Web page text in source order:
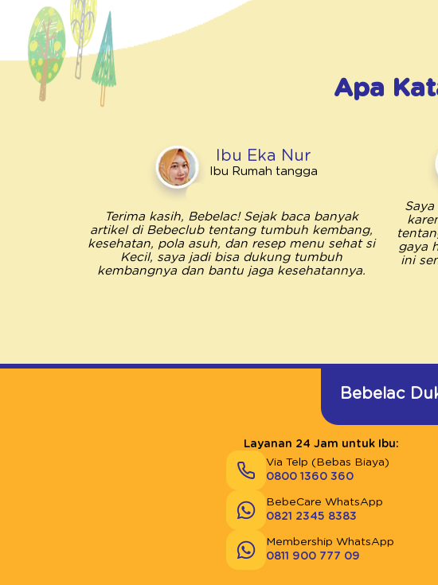
Apa
Ibu Eka Nur
Ibu Rumah tangga
Terima kasih, Bebelac! Sejak baca banyak
artikel di Bebeclub tentang tumbuh kembang,
kesehatan, pola asuh, dan resep menu sehat si
Kecil, saya jadi bisa dukung tumbuh
kembangnya dan bantu jaga kesehatannya.
gaya
ini
Bebelac
Layanan 24 Jam untuk Ibu:
Via Telp (Bebas Biaya)
0800 1360 360
BebeCare WhatsApp
0821 2345 8383
Membership WhatsApp
0811 900 777 09